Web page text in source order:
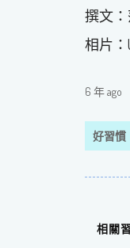
撰文
相片：
6 年 ago
好習慣
相關